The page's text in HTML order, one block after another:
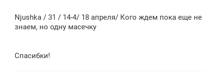
Njushka / 31 / 14-4/ 18 апреля/ Кого ждем пока еще не
знаем, но одну масечку
Спасибки!